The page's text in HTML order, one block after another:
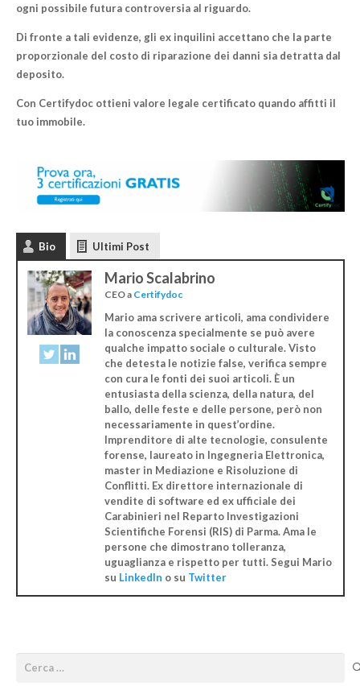
ogni possibile futura controversia al riguardo.
Di fronte a tali evidenze, gli ex inquilini accettano che la parte
proporzionale del costo di riparazione dei danni sia detratta dal
deposito.
Con Certifydoc ottieni valore legale certificato quando affitti il
tuo immobile.
Bio Ultimi Post
Mario Scalabrino
CEOa Certifydoc
Mario ama scrivere articoli, ama condividere
la conoscenza specialmente se può avere
qualche impatto sociale o culturale. Visto
che detesta le notizie false, verifica sempre
con cura le fonti dei suoi articoli. È un
entusiasta della scienza, della natura, del
ballo, delle feste e delle persone, però non
necessariamente in quest’ordine.
Imprenditore di alte tecnologie, consulente
forense, laureato in Ingegneria Elettronica,
master in Mediazione e Risoluzione di
Conflitti. Ex direttore internazionale di
vendite di software ed ex ufficiale dei
Carabinieri nel Reparto Investigazioni
Scientifiche Forensi (RIS) di Parma. Ama le
persone che dimostrano tolleranza,
uguaglianza e rispetto per tutti. Segui Mario
su LinkedIn o su Twitter